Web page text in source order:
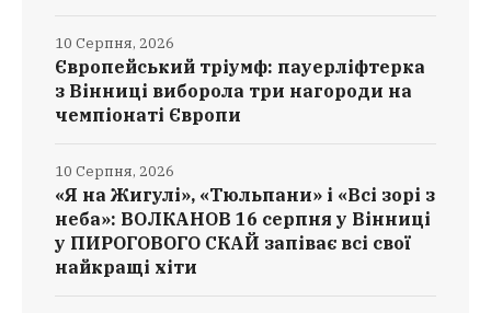
Європейський тріумф: пауерліфтерка
з Вінниці виборола три нагороди на
чемпіонаті Європи
10 Серпня, 2026
«Я на Жигулі», «Тюльпани» і «Всі зорі з
неба»: ВОЛКАНОВ 16 серпня у Вінниці
у ПИРОГОВОГО СКАЙ запіває всі свої
найкращі хіти
10 Серпня, 2026